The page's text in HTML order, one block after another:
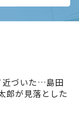
近づいた…島田
郎が見落とした